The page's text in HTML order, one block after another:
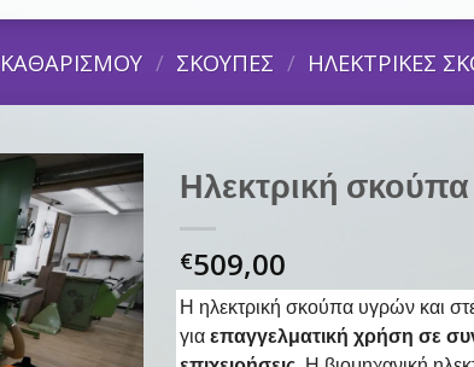
ΚΑΘΑΡΙΣΜΟΥ / ΣΚΟΥΠΕΣ / ΗΛΕΚΤΡΙΚΕΣ
Ηλεκτρική σκούπα
€509,00
Η ηλεκτρική σκούπα υγρών και
για επαγγελματική χρήση σε